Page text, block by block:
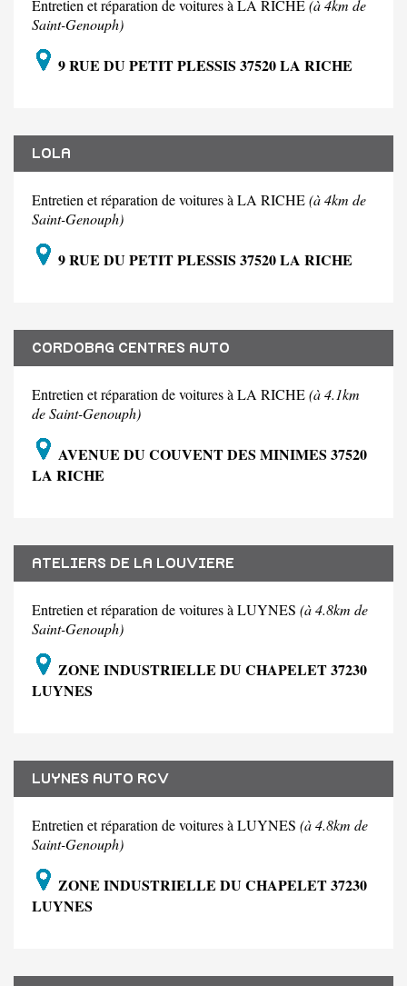
Entretien et réparation de voitures à LA RICHE(à 4km de
Saint-Genouph)
9 RUE DU PETIT PLESSIS 37520 LA RICHE
LOLA
Entretien et réparation de voitures à LA RICHE(à 4km de
Saint-Genouph)
9 RUE DU PETIT PLESSIS 37520 LA RICHE
CORDOBAG CENTRES AUTO
Entretien et réparation de voitures à LA RICHE(à 4.1km
de Saint-Genouph)
AVENUE DU COUVENT DES MINIMES 37520
LA RICHE
ATELIERS DE LA LOUVIERE
Entretien et réparation de voitures à LUYNES (à 4.8km de
Saint-Genouph)
ZONE INDUSTRIELLE DU CHAPELET 37230
LUYNES
LUYNES AUTO RCV
Entretien et réparation de voitures à LUYNES (à 4.8km de
Saint-Genouph)
ZONE INDUSTRIELLE DU CHAPELET 37230
LUYNES